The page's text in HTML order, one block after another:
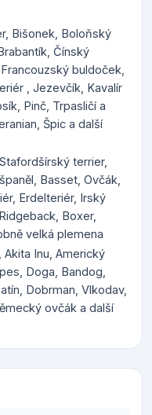
Bišonek, Boloňský
Čínský
buldoček,
, Jezevčík, Kavalír
Pinč, Trpasličí a
Špic a další
terrier,
Basset, Ovčák,
Erdelteriér, Irský
Boxer,
velká plemena
Inu, Americký
Doga, Bandog,
Dobrman, Vlkodav,
ovčák a další